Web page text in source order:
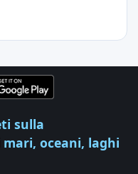
sulla
oceani, laghi